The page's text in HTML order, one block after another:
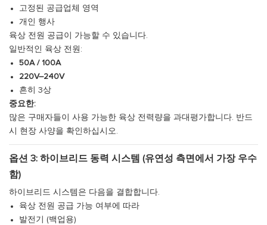
고정된 공급업체 영역
개인 행사
육상 전원 공급이 가능할 수 있습니다.
일반적인 육상 전원:
50A / 100A
220V–240V
흔히 3상
중요한:
많은 구매자들이 사용 가능한 육상 전력량을 과대평가합니다. 반드
시 현장 사양을 확인하십시오.
옵션 3: 하이브리드 동력 시스템 (유연성 측면에서 가장 우수
함)
하이브리드 시스템은 다음을 결합합니다.
육상 전원 공급 가능 여부에 따라
발전기 (백업용)